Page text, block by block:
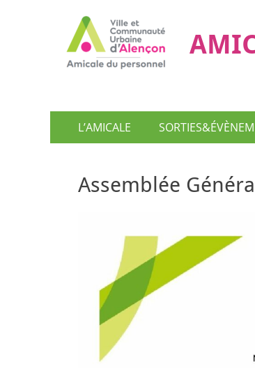
Menu
principal
L’AMICALE
Assemblée